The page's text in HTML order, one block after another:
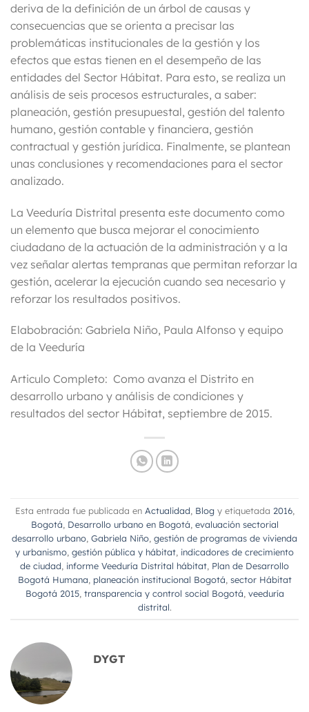
deriva de la definición de un árbol de causas y
consecuencias que se orienta a precisar las
problemáticas institucionales de la gestión y los
efectos que estas tienen en el desempeño de las
entidades del Sector Hábitat. Para esto, se realiza un
análisis de seis procesos estructurales, a saber:
planeación, gestión presupuestal, gestión del talento
humano, gestión contable y financiera, gestión
contractual y gestión jurídica. Finalmente, se plantean
unas conclusiones y recomendaciones para el sector
analizado.
La Veeduría Distrital presenta este documento como
un elemento que busca mejorar el conocimiento
ciudadano de la actuación de la administración y a la
vez señalar alertas tempranas que permitan reforzar la
gestión, acelerar la ejecución cuando sea necesario y
reforzar los resultados positivos.
Elabobración: Gabriela Niño, Paula Alfonso y equipo
de la Veeduría
Articulo Completo: Como avanza el Distrito en
desarrollo urbano y análisis de condiciones y
resultados del sector Hábitat, septiembre de 2015.
Esta entrada fue publicada en Actualidad Blogy etiquetada 2016,
Bogotá Desarrollo urbano en Bogotá evaluación sectorial
desarrollo urbano Gabriela Niño gestión de programas de vivienda
y urbanismo gestión pública y hábitat indicadores de crecimiento
de ciudad informe Veeduría Distrital hábitat Plan de Desarrollo
Bogotá Humana planeación institucional Bogotá sector Hábitat
Bogotá 2015, transparencia y control social Bogotá veeduría
distrital.
DYGT